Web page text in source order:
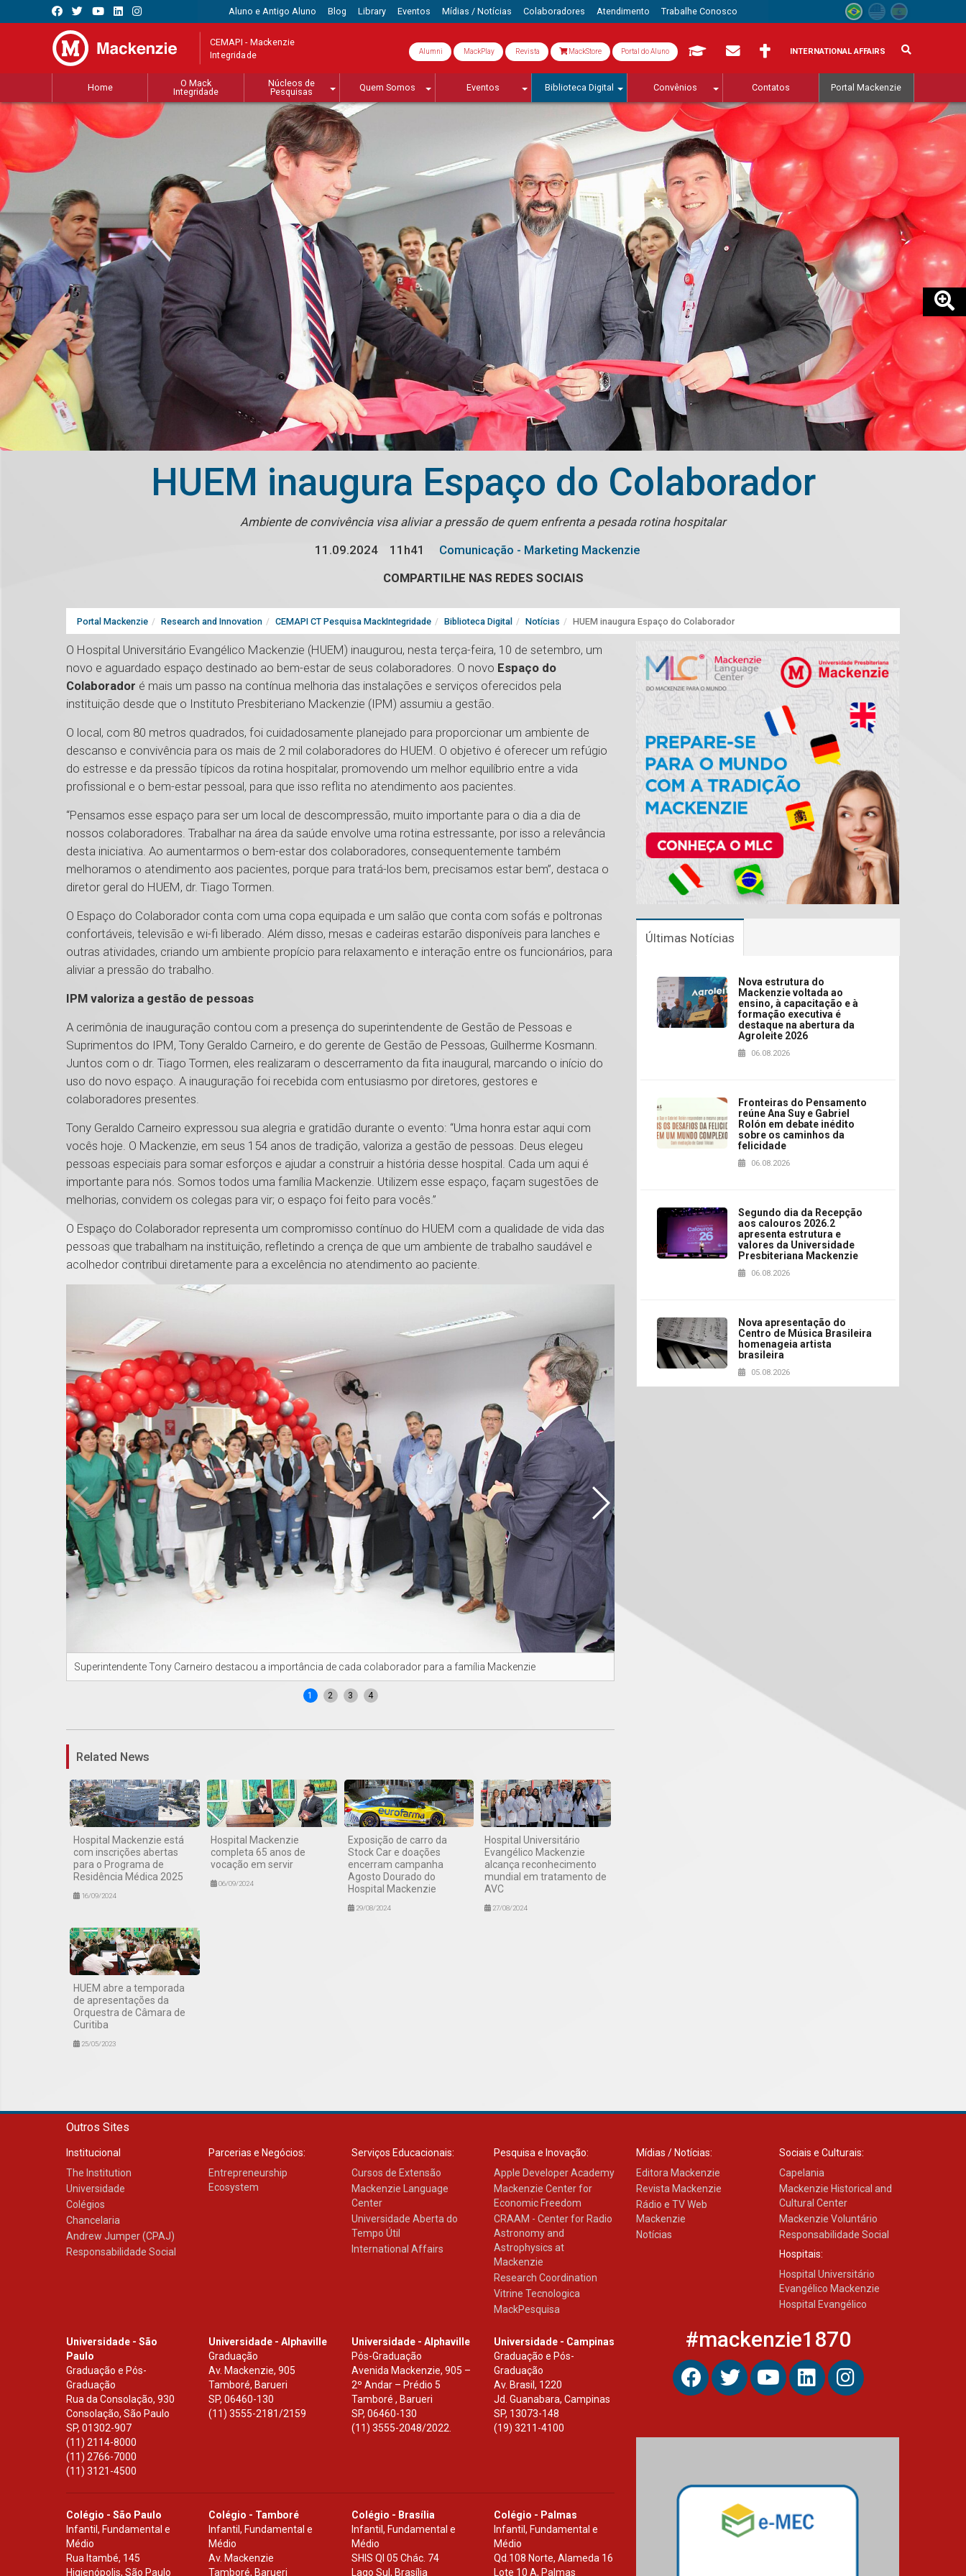
Aluno e Antigo Aluno Blog Library Eventos Mídias / Notícias Colaboradores Atendimento Trabalhe Conosco
CEMAPI - Mackenzie
Integridade Alumni MackPlay Revista MackStore Portal do Aluno INTERNATIONAL AFFAIRS
Home
O Mack
Integridade
Núcleos de
Pesquisas
Quem Somos Eventos Biblioteca Digital Convênios Contatos Portal Mackenzie
HUEM inaugura Espaço do Colaborador
Ambiente de convivência visa aliviar a pressão de quem enfrenta a pesada rotina hospitalar
11.09.2024
11h41
Comunicação - Marketing Mackenzie
COMPARTILHE NAS REDES SOCIAIS
Portal Mackenzie Research and Innovation CEMAPI CT Pesquisa MackIntegridade Biblioteca Digital Notícias HUEM inaugura Espaço do Colaborador
O Hospital Universitário Evangélico Mackenzie (HUEM) inaugurou, nesta terça-feira, 10 de setembro, um
novo e aguardado espaço destinado ao bem-estar de seus colaboradores. O novo Espaço do
Colaborador é mais um passo na contínua melhoria das instalações e serviços oferecidos pela
instituição desde que o Instituto Presbiteriano Mackenzie (IPM) assumiu a gestão.
O local, com 80 metros quadrados, foi cuidadosamente planejado para proporcionar um ambiente de
descanso e convivência para os mais de 2 mil colaboradores do HUEM. O objetivo é oferecer um refúgio
do estresse e da pressão típicos da rotina hospitalar, promovendo um melhor equilíbrio entre a vida
profissional e o bem-estar pessoal, para que isso reflita no atendimento aos pacientes.
“Pensamos esse espaço para ser um local de descompressão, muito importante para o dia a dia de
nossos colaboradores. Trabalhar na área da saúde envolve uma rotina estressante, por isso a relevância
desta iniciativa. Ao aumentarmos o bem-estar dos colaboradores, consequentemente também
melhoramos o atendimento aos pacientes, porque para tratá-los bem, precisamos estar bem”, destaca o
diretor geral do HUEM, dr. Tiago Tormen.
O Espaço do Colaborador conta com uma copa equipada e um salão que conta com sofás e poltronas
confortáveis, televisão e wi-fi liberado. Além disso, mesas e cadeiras estarão disponíveis para lanches e
outras atividades, criando um ambiente propício para relaxamento e interação entre os funcionários, para
aliviar a pressão do trabalho.
IPM valoriza a gestão de pessoas
A cerimônia de inauguração contou com a presença do superintendente de Gestão de Pessoas e
Suprimentos do IPM, Tony Geraldo Carneiro, e do gerente de Gestão de Pessoas, Guilherme Kosmann.
Juntos com o dr. Tiago Tormen, eles realizaram o descerramento da fita inaugural, marcando o início do
uso do novo espaço. A inauguração foi recebida com entusiasmo por diretores, gestores e
colaboradores presentes.
Tony Geraldo Carneiro expressou sua alegria e gratidão durante o evento: “Uma honra estar aqui com
vocês hoje. O Mackenzie, em seus 154 anos de tradição, valoriza a gestão de pessoas. Deus elegeu
pessoas especiais para somar esforços e ajudar a construir a história desse hospital. Cada um aqui é
importante para nós. Somos todos uma família Mackenzie. Utilizem esse espaço, façam sugestões de
melhorias, convidem os colegas para vir; o espaço foi feito para vocês.”
O Espaço do Colaborador representa um compromisso contínuo do HUEM com a qualidade de vida das
pessoas que trabalham na instituição, refletindo a crença de que um ambiente de trabalho saudável e
acolhedor contribui diretamente para a excelência no atendimento ao paciente.
Superintendente Tony Carneiro destacou a importância de cada colaborador para a família Mackenzie
1 2 3 4
Related News
Hospital Mackenzie está
com inscrições abertas
para o Programa de
Residência Médica 2025
16/09/2024
Hospital Mackenzie
completa 65 anos de
vocação em servir
06/09/2024
Exposição de carro da
Stock Car e doações
encerram campanha
Agosto Dourado do
Hospital Mackenzie
29/08/2024
Hospital Universitário
Evangélico Mackenzie
alcança reconhecimento
mundial em tratamento de
AVC
27/08/2024
HUEM abre a temporada
de apresentações da
Orquestra de Câmara de
Curitiba
25/05/2023
Últimas Notícias
Nova estrutura do
Mackenzie voltada ao
ensino, à capacitação e à
formação executiva é
destaque na abertura da
Agroleite 2026
06.08.2026
Fronteiras do Pensamento
reúne Ana Suy e Gabriel
Rolón em debate inédito
sobre os caminhos da
felicidade
06.08.2026
Segundo dia da Recepção
aos calouros 2026.2
apresenta estrutura e
valores da Universidade
Presbiteriana Mackenzie
06.08.2026
Nova apresentação do
Centro de Música Brasileira
homenageia artista
brasileira
05.08.2026
Brasília prepara seus
mesmo do Ensino Médio
Outros Sites
Institucional
The Institution
Universidade
Colégios
Chancelaria
Andrew Jumper (CPAJ)
Responsabilidade Social
Parcerias e Negócios:
Entrepreneurship
Ecosystem
Serviços Educacionais:
Cursos de Extensão
Mackenzie Language
Center
Universidade Aberta do
Tempo Útil
International Affairs
Pesquisa e Inovação:
Apple Developer Academy
Mackenzie Center for
Economic Freedom
CRAAM - Center for Radio
Astronomy and
Astrophysics at
Mackenzie
Research Coordination
Vitrine Tecnologica
MackPesquisa
Mídias / Notícias:
Editora Mackenzie
Revista Mackenzie
Rádio e TV Web
Mackenzie
Notícias
Sociais e Culturais:
Capelania
Mackenzie Historical and
Cultural Center
Mackenzie Voluntário
Responsabilidade Social
Hospitais:
Hospital Universitário
Evangélico Mackenzie
Hospital Evangélico
Universidade - São
Paulo
Graduação e Pós-
Graduação
Rua da Consolação, 930
Consolação, São Paulo
SP, 01302-907
(11) 2114-8000
(11) 2766-7000
(11) 3121-4500
Universidade - Alphaville
Graduação
Av. Mackenzie, 905
Tamboré, Barueri
SP,06460-130
(11) 3555-2181/2159
Universidade - Alphaville
Pós-Graduação
Avenida Mackenzie, 905 –
2º Andar – Prédio 5
Tamboré , Barueri
SP, 06460-130
(11) 3555-2048/2022.
Universidade - Campinas
Graduação e Pós-
Graduação
Av. Brasil, 1220
Jd. Guanabara, Campinas
SP, 13073-148
(19) 3211-4100
Colégio - São Paulo
Infantil, Fundamental e
Médio
Rua Itambé, 145
Higienópolis, São Paulo
Colégio - Tamboré
Infantil, Fundamental e
Médio
Av. Mackenzie
Tamboré, Barueri
Colégio - Brasília
Infantil, Fundamental e
Médio
SHIS Ql 05 Chác. 74
Lago Sul, Brasília
Colégio - Palmas
Infantil, Fundamental e
Médio
Qd.108 Norte, Alameda 16
Lote 10 A, Palmas
#mackenzie1870